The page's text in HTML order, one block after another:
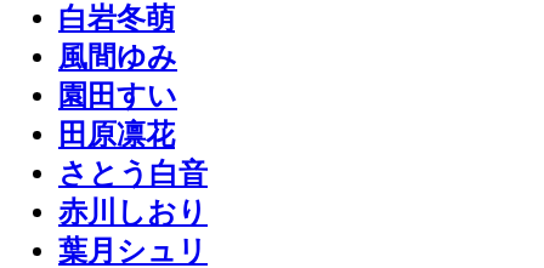
白岩冬萌
風間ゆみ
園田すい
田原凛花
さとう白音
赤川しおり
葉月シュリ